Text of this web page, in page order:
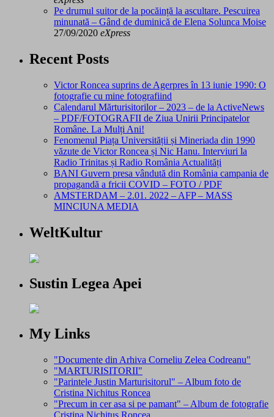
Pe drumul suitor de la pocăință la ascultare. Pescuirea
minunată – Gând de duminică de Elena Solunca Moise
27/09/2020 eXpress
Recent Posts
Victor Roncea suprins de Agerpres în 13 iunie 1990: O
fotografie cu mine fotografiind
Calendarul Mărturisitorilor – 2023 – de la ActiveNews
– PDF/FOTOGRAFII de Ziua Unirii Principatelor
Române. La Mulți Ani!
Fenomenul Piața Universității și Mineriada din 1990
văzute de Victor Roncea și Nic Hanu. Interviuri la
Radio Trinitas și Radio România Actualități
BANI Guvern presa vândută din România campania de
propagandă a fricii COVID – FOTO / PDF
AMSTERDAM – 2.01. 2022 – AFP – MASS
MINCIUNA MEDIA
WeltKultur
Sustin Legea Apei
My Links
"Documente din Arhiva Corneliu Zelea Codreanu"
"MARTURISITORII"
"Parintele Justin Marturisitorul" – Album foto de
Cristina Nichitus Roncea
"Precum in cer asa si pe pamant" – Album de fotografie